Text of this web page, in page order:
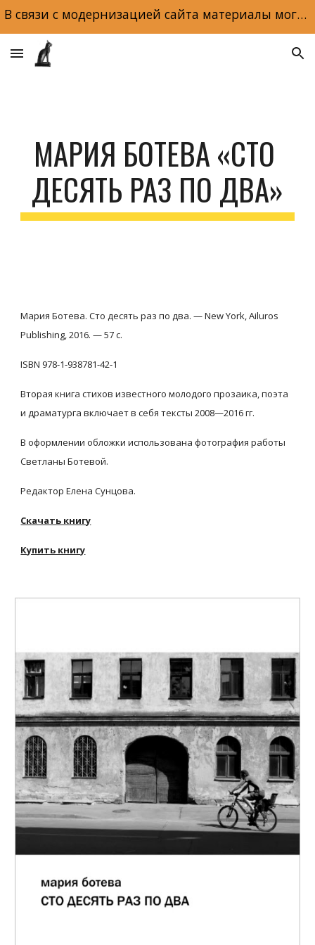
Skip to main content Skip to navigation
В связи с модернизацией сайта материалы могут отображаться некорректно. Макеты и обложки книг доступны по ссылке на главной странице сайта.
МАРИЯ БОТЕВА «СТО
ДЕСЯТЬ РАЗ ПО ДВА»
Мария Ботева. Сто десять раз по два. — New York, Ailuros
Publishing, 2016. — 57 с.
ISBN 978-1-938781-42-1
Вторая книга стихов известного молодого прозаика, поэта
и драматурга включает в себя тексты 2008—2016 гг.
В оформлении обложки использована фотография работы
Светланы Ботевой.
Редактор Елена Сунцова.
Скачать книгу
Купить книгу